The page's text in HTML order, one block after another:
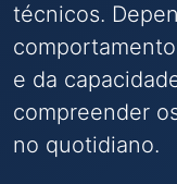
técnicos.
e da
compreender
no quotidiano.